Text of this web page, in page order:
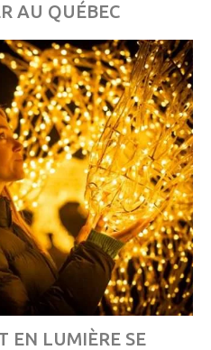
AU QUÉBEC
EN LUMIÈRE SE